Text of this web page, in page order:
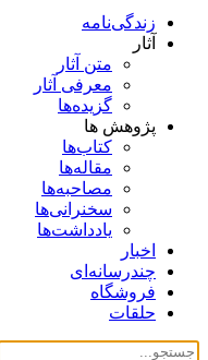
زندگی‌نامه
آثار
متن آثار
معرفی آثار
گزیده‌ها
پژوهش ها
کتاب‌ها
مقاله‌ها
مصاحبه‌ها
سخنرانی‌ها
یادداشت‌ها
اخبار
چندرسانه‌ای
فروشگاه
حلقات